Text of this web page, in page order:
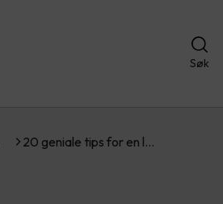
Søk
20 geniale tips for en l…